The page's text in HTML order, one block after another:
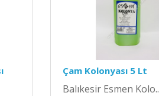
Çam Kolonyası 5 Lt
Balıkesir Esmen Kolo..